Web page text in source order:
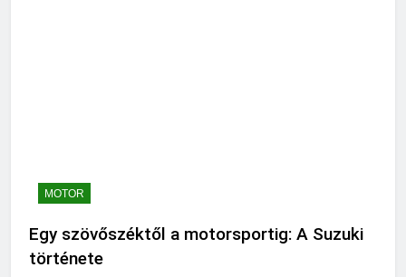
MOTOR
Egy szövőszéktől a motorsportig: A Suzuki
története